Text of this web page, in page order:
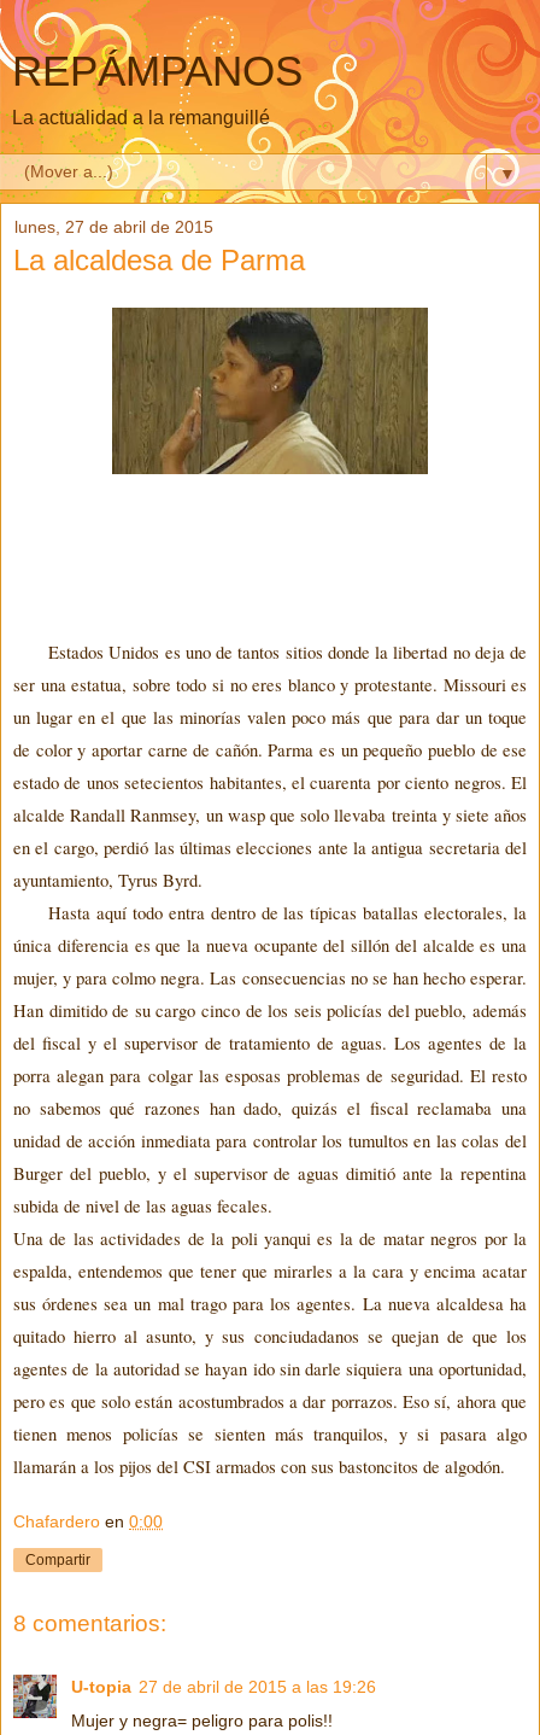
REPÁMPANOS
La actualidad a la remanguillé
▼
lunes, 27 de abril de 2015
La alcaldesa de Parma
Estados Unidos es uno de tantos sitios donde la libertad no deja de
ser una estatua, sobre todo si no eres blanco y protestante. Missouries
un lugar en el que las minorías valen poco más que para dar un toque
de color y aportar carne de cañón.Parma es un pequeño pueblo de ese
estado de unos setecientos habitantes,el cuarenta por ciento negros.El
alcalde Randall Ranmsey, un wasp que solo llevaba treinta y siete años
en el cargo,perdió las últimas elecciones ante la antigua secretaria del
ayuntamiento, Tyrus Byrd.
Hasta aquí todo entra dentro delas típicas batallas electorales, la
única diferencia es que la nueva ocupante del sillón del alcalde es una
mujer, y para colmo negra. Las consecuencias no se han hecho esperar.
Han dimitido de su cargo cinco de los seis policías del pueblo, además
del fiscal y el supervisor de tratamiento de aguas. Los agentes de la
porra alegan para colgar las esposas problemas de seguridad. El resto
no sabemos qué razones han dado, quizás el fiscal reclamaba una
unidad de acción inmediata para controlar los tumultos en las colas del
Burger del pueblo, y el supervisor de aguas dimitió ante la repentina
subida de nivel de las aguas fecales.
Una de las actividades de la poli yanqui es la de matar negros por la
espalda, entendemos que tener que mirarles a la cara y encima acatar
sus órdenes sea un mal trago para los agentes. La nueva alcaldesa ha
quitado hierro al asunto, y sus conciudadanos se quejan de que los
agentes de la autoridadse hayan ido sin darle siquiera una oportunidad,
pero es que solo están acostumbrados a dar porrazos. Eso sí, ahora que
tienen menos policías se sientenmás tranquilos, y si pasara algo
llamarán a los pijos del CSI armados con sus bastoncitos de algodón.
Chafardero en 0:00
Compartir
8 comentarios:
U-topia 27 de abril de 2015 a las 19:26
Mujer y negra= peligro para polis!!